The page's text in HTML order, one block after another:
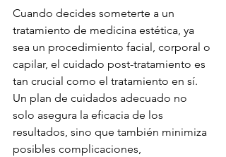
Cuando decides someterte a un
tratamiento de medicina estética, ya
sea un procedimiento facial, corporal o
capilar, el cuidado post-tratamiento es
tan crucial como el tratamiento en sí.
Un plan de cuidados adecuado no
solo asegura la eficacia de los
resultados, sino que también minimiza
posibles complicaciones,